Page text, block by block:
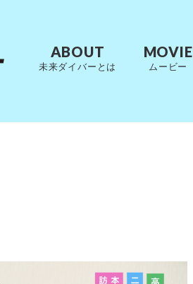
ABOUT
未来ダイバーとは
MOVIE
ムービー